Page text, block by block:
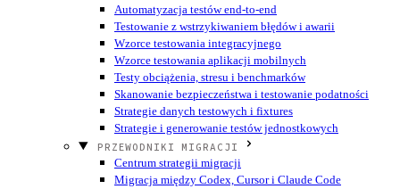
Automatyzacja testów end-to-end
Testowanie z wstrzykiwaniem błędów i awarii
Wzorce testowania integracyjnego
Wzorce testowania aplikacji mobilnych
Testy obciążenia, stresu i benchmarków
Skanowanie bezpieczeństwa i testowanie podatności
Strategie danych testowych i fixtures
Strategie i generowanie testów jednostkowych
PRZEWODNIKI MIGRACJI
Centrum strategii migracji
Migracja między Codex, Cursor i Claude Code